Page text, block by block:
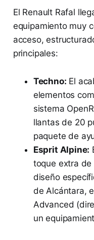
El Renault Rafal
equipamiento muy
acceso,
principales:
Techno: El
elementos
sistema
llantas de 20
paquete de
Esprit Alpine:
toque extra
diseño
de Alcántara,
Advanced
un